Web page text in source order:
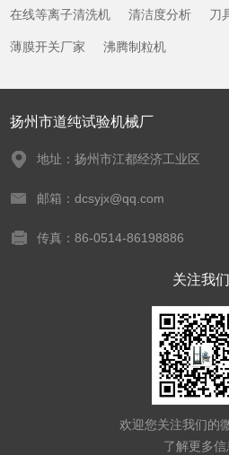
在线等离子清洗机 清洁度分析 刀
薄膜开关厂家 沸腾制粒机
扬州市道纯试验机械厂
地址：扬州市江都经济工业区
邮箱：dcsyjx@qq.com
传真：86-0514-86198886
关注我们
欢迎您关注我们的
了解更多信